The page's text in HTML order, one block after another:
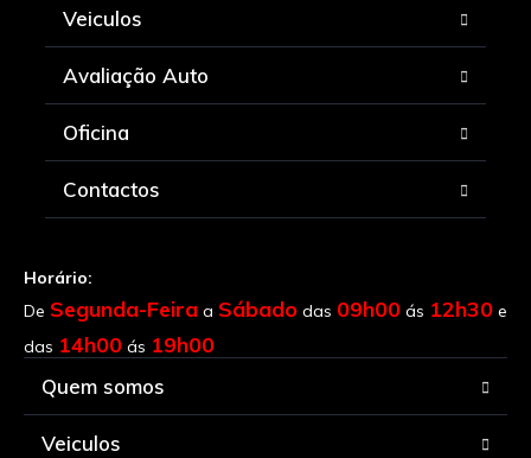
Veiculos
Avaliação Auto
Oficina
Contactos
Horário:
De Segunda-Feira a Sábado das 09h00 ás 12h30 e
das 14h00 ás 19h00
Quem somos
Veiculos